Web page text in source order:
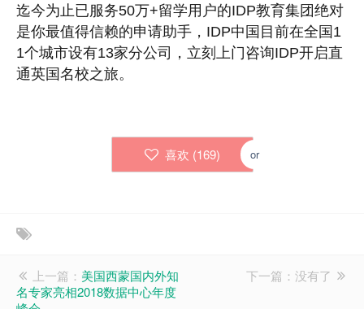
迄今为止已服务50万+留学用户的IDP教育集团绝对
是你最值得信赖的申请助手，IDP中国目前在全国1
1个城市设有13家分公司，立刻上门咨询IDP开启直
通英国名校之旅。
喜欢 (169) or
上一篇： 美国西蒙国内外知
名专家亮相2018数据中心年度
下一篇：没有了